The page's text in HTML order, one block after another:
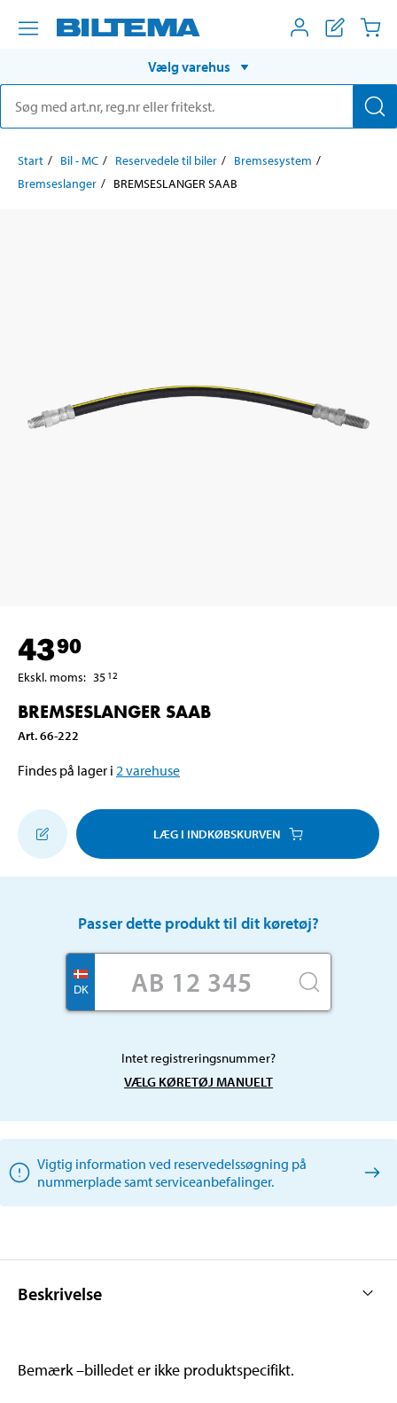
Vælg varehus
Start Bil - MC Reservedele til biler
Bremsesystem
Bremseslanger
BREMSESLANGER SAAB
4390
Ekskl. moms: 35 12
BREMSESLANGER SAAB
Art.66-222
Findes på lager i 2 varehuse
LÆG I INDKØBSKURVEN
Passer dette produkt til dit køretøj?
DK
Intet registreringsnummer?
VÆLG KØRETØJ MANUELT
Vigtig information ved reservedelssøgning på
nummerplade samt serviceanbefalinger.
Beskrivelse
Bemærk –billedet er ikke produktspecifikt.